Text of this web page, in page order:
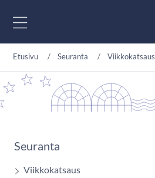
Etusivu Seuranta Viikkokatsaus
Seuranta
Viikkokatsaus